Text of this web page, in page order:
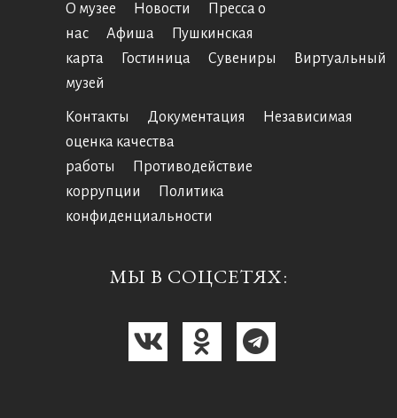
О музее Новости
Пресса о
нас
Афиша
Пушкинская
карта
Гостиница Сувениры
Виртуальный
музей
Контакты Документация
Независимая
оценка качества
работы
Противодействие
коррупции
Политика
конфиденциальности
МЫ В СОЦСЕТЯХ: